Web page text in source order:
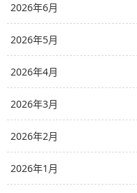
2026年6月
2026年5月
2026年4月
2026年3月
2026年2月
2026年1月